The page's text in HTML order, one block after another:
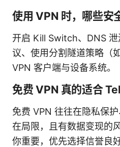
使用 VPN 时，哪些安
开启 Kill Switch、DNS
议、使用分割隧道策略（
VPN 客户端与设备系统。
免费 VPN 真的适合
免费 VPN 往往在隐私保
在局限，且有数据变现的
你重要，优先选择信誉良